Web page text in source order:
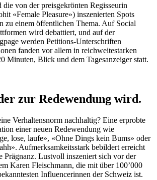
die von der preisgekrönten Regisseurin
«Female Pleasure») inszenierten Spots
zu einem öffentlichen Thema. Auf Social
wird debattiert, und auf der
werden Petitions-Unterschriften
fanden vor allem in reichweitestarken
Minuten, Blick und dem Tagesanzeiger statt.
zur Redewendung wird.
Verhaltensnorm nachhaltig? Eine erprobte
einer neuen Redewendung wie
lose, laufe», «Ohne Dings kein Bums» oder
Aufmerksamkeitsstark bebildert erreicht
Prägnanz. Lustvoll inszeniert sich vor der
Karen Fleischmann, die mit über 100’000
Influencerinnen der Schweiz ist.